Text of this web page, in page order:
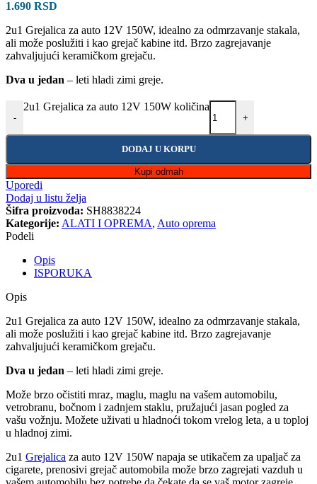
1.690 RSD
2u1 Grejalica za auto 12V 150W, idealno za odmrzavanje stakala,
ali može poslužiti i kao grejač kabine itd. Brzo zagrejavanje
zahvaljujući keramičkom grejaču.
Dva u jedan – leti hladi zimi greje.
-
2u1 Grejalica za auto 12V 150W količina
+
DODAJ U KORPU
Kupi odmah
Uporedi
Dodaj u listu želja
Šifra proizvoda: SH8838224
Kategorije: ALATI I OPREMA, Auto oprema
Podeli
Opis
ISPORUKA
Opis
2u1 Grejalica za auto 12V 150W, idealno za odmrzavanje stakala,
ali može poslužiti i kao grejač kabine itd. Brzo zagrejavanje
zahvaljujući keramičkom grejaču.
Dva u jedan – leti hladi zimi greje.
Može brzo očistiti mraz, maglu, maglu na vašem automobilu,
vetrobranu, bočnom i zadnjem staklu, pružajući jasan pogled za
vašu vožnju. Možete uživati u hladnoći tokom vrelog leta, a u toploj
u hladnoj zimi.
2u1 Grejalica za auto 12V 150W napaja se utikačem za upaljač za
cigarete, prenosivi grejač automobila može brzo zagrejati vazduh u